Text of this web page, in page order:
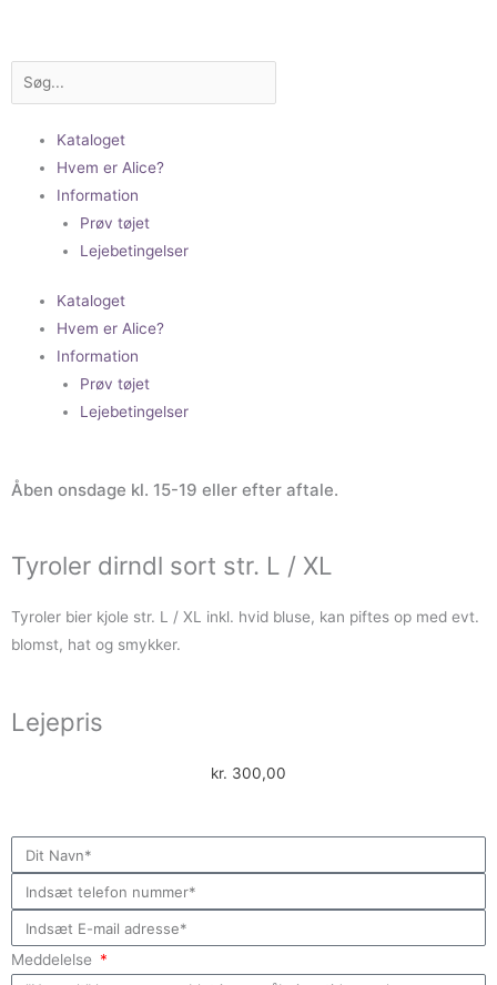
indholdet
Søg
Kataloget
Hvem er Alice?
Information
Prøv tøjet
Lejebetingelser
Kataloget
Hvem er Alice?
Information
Prøv tøjet
Lejebetingelser
Åben onsdage kl. 15-19 eller efter aftale.
Tyroler dirndl sort str. L / XL
Tyroler bier kjole str. L / XL inkl. hvid bluse, kan piftes op med evt.
blomst, hat og smykker.
Lejepris
kr. 300,00
Meddelelse